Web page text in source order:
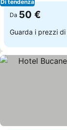
Di tendenza
Da 50 €
Guarda i prezzi di